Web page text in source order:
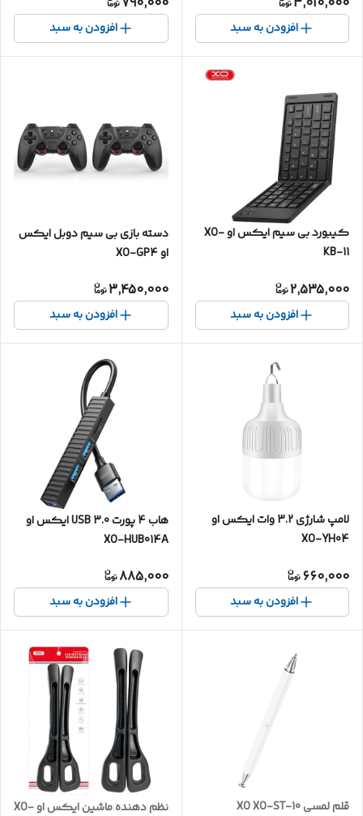
افزودن به سبد افزودن به سبد
کیبورد بی سیم ایکس او XO-
KB-11
2,535,000
افزودن به سبد
دسته بازی بی سیم دوبل ایکس
او XO-GP4
3,450,000
افزودن به سبد
لامپ شارژی 3.2 وات ایکس او
XO-YH04
660,000
افزودن به سبد
هاب 4 پورت USB 3.0 ایکس او
XO-HUB014A
885,000
افزودن به سبد
قلم لمسی XO XO-ST-10
نظم دهنده ماشین ایکس او XO-